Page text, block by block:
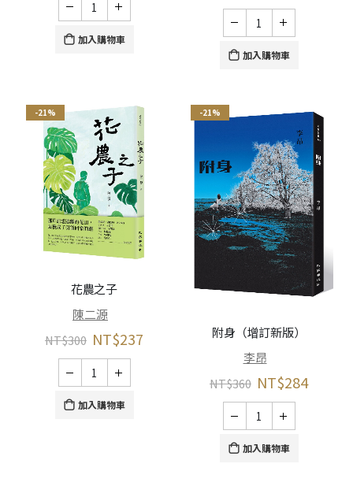
加入購物車
加入購物車
-21%
花農之子
陳二源
NT$300 NT$237
加入購物車
-21%
附身（增訂新版）
李昂
NT$360 NT$284
加入購物車